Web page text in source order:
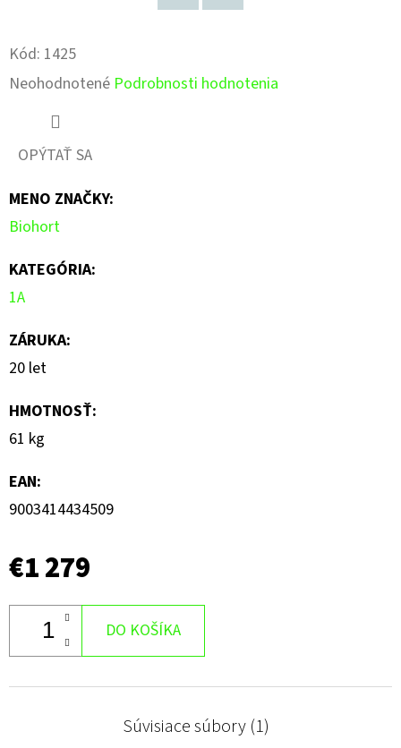
Kód: 1425
Priemerné
hodnotenie
produktu
0,0
z
5
hviezdičiek.
Neohodnotené Podrobnosti hodnotenia
OPÝTAŤ SA
MENO ZNAČKY:
Biohort
KATEGÓRIA:
1A
ZÁRUKA:
20 let
HMOTNOSŤ:
61 kg
EAN:
9003414434509
€1 279
DO KOŠÍKA
Súvisiace súbory (1)